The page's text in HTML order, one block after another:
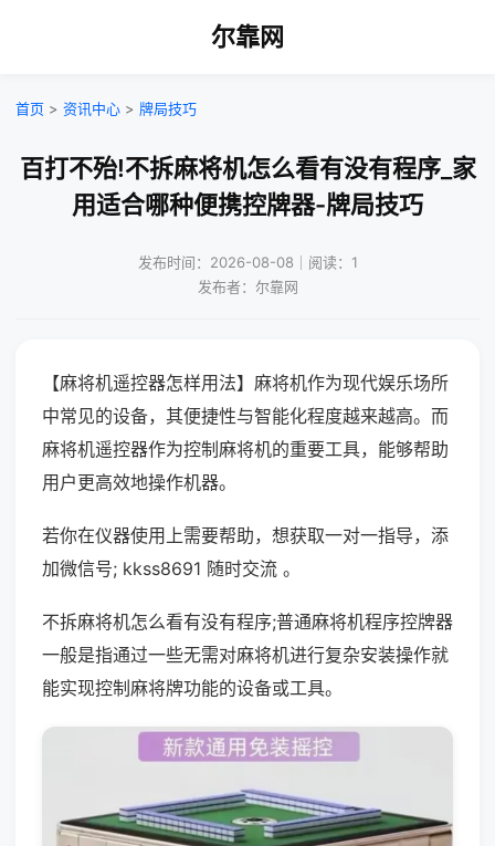
尔靠网
首页 > 资讯中心 > 牌局技巧
百打不殆!不拆麻将机怎么看有没有程序_家
用适合哪种便携控牌器-牌局技巧
发布时间：2026-08-08｜阅读：1
发布者：尔靠网
【麻将机遥控器怎样用法】麻将机作为现代娱乐场所
中常见的设备，其便捷性与智能化程度越来越高。而
麻将机遥控器作为控制麻将机的重要工具，能够帮助
用户更高效地操作机器。
若你在仪器使用上需要帮助，想获取一对一指导，添
加微信号; kkss8691 随时交流 。
不拆麻将机怎么看有没有程序;普通麻将机程序控牌器
一般是指通过一些无需对麻将机进行复杂安装操作就
能实现控制麻将牌功能的设备或工具。